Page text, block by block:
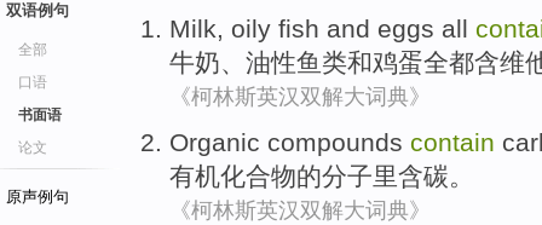
双语例句
全部
口语
书面语
论文
原声例句
Milk, oily fish and eggs all
牛奶、 油性鱼类和鸡蛋全都含维
《柯林斯英汉双解大词典》
Organic compounds contain
有机化合物的分子里含碳。
《柯林斯英汉双解大词典》